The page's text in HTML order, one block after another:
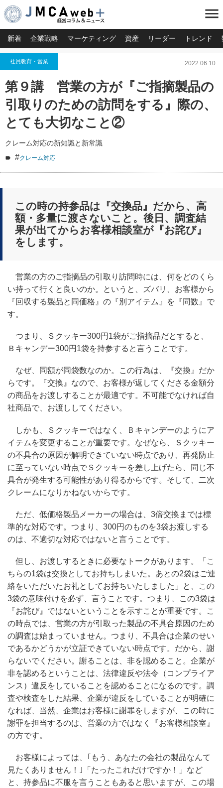
menu
新着 企業戦略 マーケティング 資産 リーダー トレンド
社員教育・営業 2022.06.10
第９講 営業の方が『ご指摘製品の
引取りのための訪問をする』際の、
とても大切なこと②
クレーム対応の新知識と新常識
#クレーム対応
この時の持参品は『交換品』だから、高
額・多量に渡さないこと。後日、調査結
果が出てからお客様相談室が『お詫び』
をします。
営業の方のご指摘品の引取り訪問時には、何をどのくら
い持って行くと良いのか。というと、ズバリ、お客様から
『回収する製品と同価格』の『別アイテム』を『同数』で
す。
つまり、Ｓクッキー300円1袋がご指摘品だとすると、
Ｂキャンデー300円1袋を持参すると言うことです。
なぜ、同額が同袋数なのか。この行為は、『交換』だか
らです。『交換』なので、お客様が返してくださる金額分
の商品をお渡しすることが最適です。不可能でなければ自
社商品で、お渡ししてください。
しかも、Ｓクッキーではなく、Ｂキャンデーのようにア
イテムを変更することが重要です。なぜなら、Ｓクッキー
の不具合の原因が解明できていない時点であり、再発防止
に至っていない時点でＳクッキーを差し上げたら、同じ不
具合が発生する可能性があり得るからです。そして、二次
クレームになりかねないからです。
ただ、低価格製品メーカーの場合は、3倍交換までは標
準的な対応です。つまり、300円のものを3袋お渡しする
のは、不適切な対応ではないと言うことです。
但し、お渡しするときに必要なトークがあります。「こ
ちらの1袋は交換としてお持ちしまいた。あとの2袋はご連
絡をいただいたお礼としてお持ちいたしました」と、この
3袋の意味付けを必ず、言うことです。つまり、この3袋は
『お詫び』ではないということを示すことが重要です。こ
の時点では、営業の方が引取った製品の不具合原因のため
の調査は始まっていません。つまり、不具合は企業のせい
であるかどうかが立証できていない時点です。だから、謝
らないでください。謝ることは、非を認めること。企業が
非を認めるということは、法律違反や法令（コンプライア
ンス）違反をしていることを認めることになるのです。調
査や検査をした結果、企業が違反をしていることが明確に
なれば、当然、企業はお客様に謝罪をしますが、この時に
謝罪を担当するのは、営業の方ではなく『お客様相談室』
の方です。
お客様によっては、｢もう、あなたの会社の製品なんて
見たくありません！｣「たったこれだけですか！」など
と、持参品に不服を言うこともあると思いますが、この場